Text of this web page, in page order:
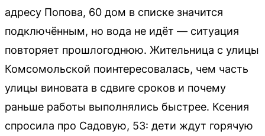
адресу Попова, 60 дом в списке значится
подключённым, но вода не идёт — ситуация
повторяет прошлогоднюю. Жительница с улицы
Комсомольской поинтересовалась, чем часть
улицы виновата в сдвиге сроков и почему
раньше работы выполнялись быстрее. Ксения
спросила про Садовую, 53: дети ждут горячую